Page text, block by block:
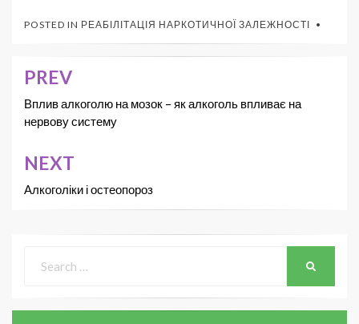
POSTED IN РЕАБІЛІТАЦІЯ НАРКОТИЧНОЇ ЗАЛЕЖНОСТІ
PREV
Вплив алкоголю на мозок – як алкоголь впливає на
нервову систему
NEXT
Алкоголіки і остеопороз